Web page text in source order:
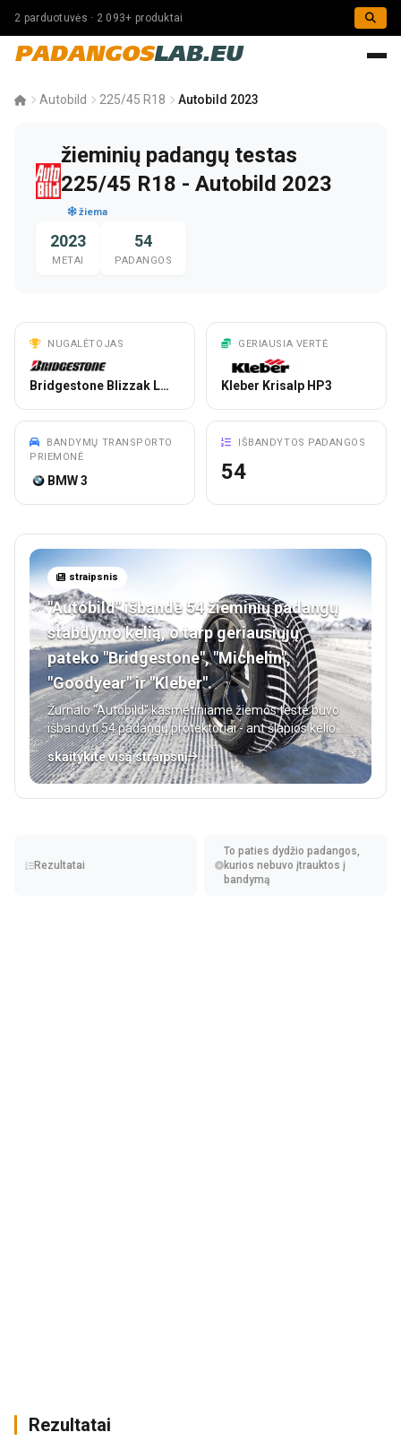
2 parduotuvės · 2 093+ produktai
PADANGOSLAB.EU
Autobild 225/45 R18 Autobild 2023
žieminių padangų testas
225/45 R18 - Autobild 2023
žiema
2023
METAI
54
PADANGOS
NUGALĖTOJAS
Bridgestone Blizzak LM-005
GERIAUSIA VERTĖ
Kleber Krisalp HP3
BANDYMŲ TRANSPORTO
PRIEMONĖ
BMW 3
IŠBANDYTOS PADANGOS
54
straipsnis
"Autobild" išbandė 54 žieminių padangų
stabdymo kelią, o tarp geriausiųjų
pateko "Bridgestone", "Michelin",
"Goodyear" ir "Kleber".
Žurnalo "Autobild" kasmetiniame žiemos teste buvo
išbandyti 54 padangų protektoriai - ant šlapios kelio
dangos, kai stabdoma iš 80 km/val. greičio, ir ant
sniego, kai stabdoma iš 50 km/val. greičio. Rezultatas
- unikali modelių, kurių paprastai testuose
nepamatytume, apžvalga. Taigi apžvelkime
skaitykite visą straipsnį
Rezultatai
To paties dydžio padangos,
kurios nebuvo įtrauktos į
bandymą
Rezultatai